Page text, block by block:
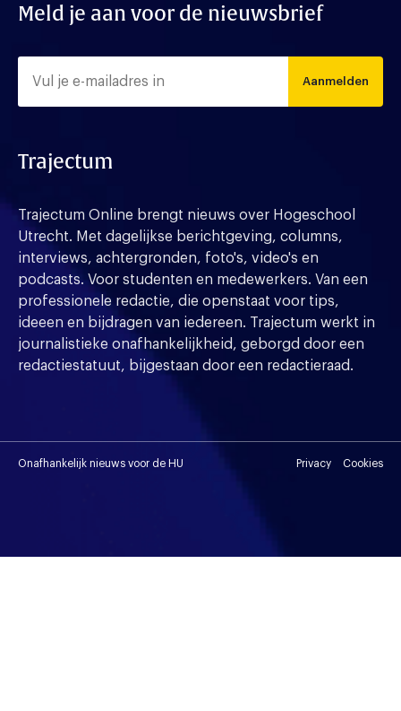
Meld je aan voor de nieuwsbrief
Aanmelden
Trajectum
Trajectum Online brengt nieuws over Hogeschool
Utrecht. Met dagelijkse berichtgeving, columns,
interviews, achtergronden, foto's, video's en
podcasts. Voor studenten en medewerkers. Van een
professionele redactie, die openstaat voor tips,
ideeen en bijdragen van iedereen. Trajectum werkt in
journalistieke onafhankelijkheid, geborgd door een
redactiestatuut, bijgestaan door een redactieraad.
Onafhankelijk nieuws voor de HU Privacy Cookies